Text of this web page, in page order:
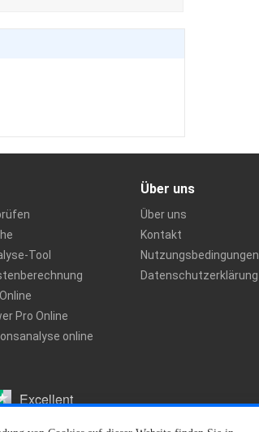
Tool
Pro Online
online
Über uns
Über uns
Kontakt
Nutzungsbedingungen
Datenschutzerklärung
Excellent